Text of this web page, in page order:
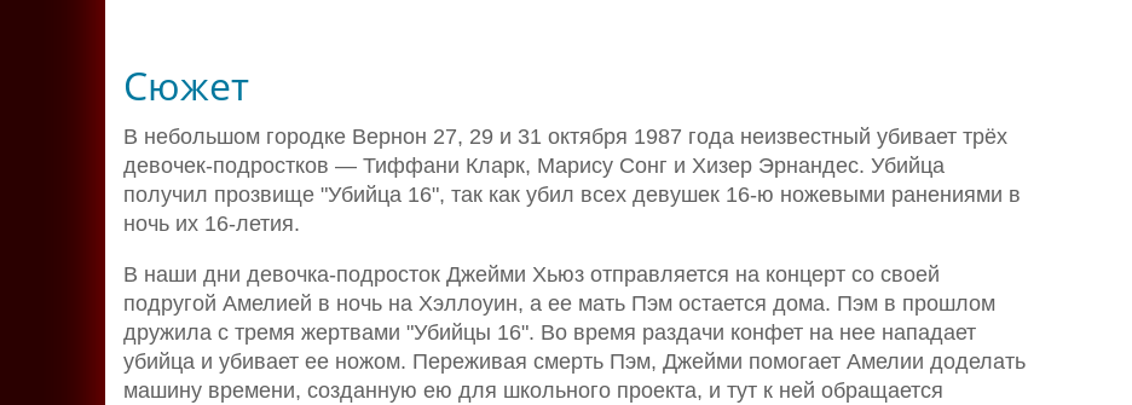
Сюжет
В небольшом городке Вернон 27, 29 и 31 октября 1987 года неизвестный убивает трёх
девочек-подростков — Тиффани Кларк, Марису Сонг и Хизер Эрнандес. Убийца
получил прозвище "Убийца 16", так как убил всех девушек 16-ю ножевыми ранениями в
ночь их 16-летия.
В наши дни девочка-подросток Джейми Хьюз отправляется на концерт со своей
подругой Амелией в ночь на Хэллоуин, а ее мать Пэм остается дома. Пэм в прошлом
дружила с тремя жертвами "Убийцы 16". Во время раздачи конфет на нее нападает
убийца и убивает ее ножом. Переживая смерть Пэм, Джейми помогает Амелии доделать
машину времени, созданную ею для школьного проекта, и тут к ней обращается